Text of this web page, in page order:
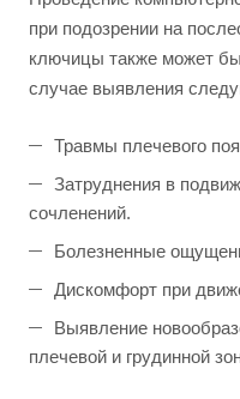
при подозрении на
ключицы также может
случае выявления
Травмы плечевого
Затруднения в
сочленений.
Болезненные
Дискомфорт при
Выявление
плечевой и грудинной